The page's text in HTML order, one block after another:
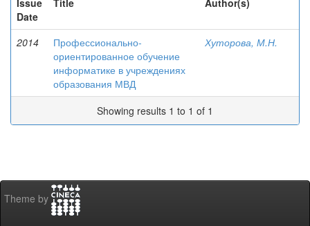
Issue
Date
Title Author(s)
2014
Профессионально-
ориентированное обучение
информатике в учреждениях
образования МВД
Хуторова, М.Н.
Showing results 1 to 1 of 1
Theme by